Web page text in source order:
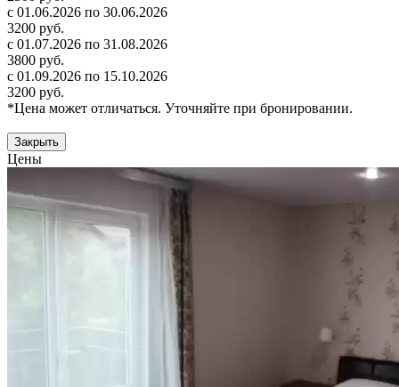
с 01.06.2026 по 30.06.2026
3200 руб.
с 01.07.2026 по 31.08.2026
3800 руб.
с 01.09.2026 по 15.10.2026
3200 руб.
*Цена может отличаться. Уточняйте при бронировании.
Закрыть
Цены